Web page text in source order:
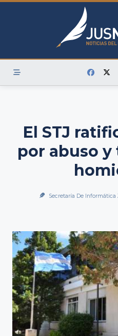
Skip
El STJ
por abuso
Secretaría De Informática